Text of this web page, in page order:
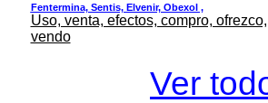
Fentermina, Sentis, Elvenir, Obexol ,
Uso, venta, efectos, compro, ofrezco,
vendo
Ver